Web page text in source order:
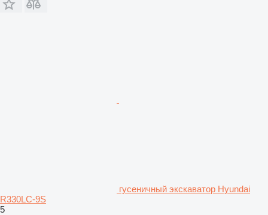
гусеничный экскаватор Hyundai
R330LC-9S
5